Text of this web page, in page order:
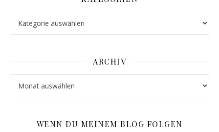
ARCHIV
WENN DU MEINEM BLOG FOLGEN